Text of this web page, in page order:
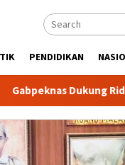
PENDIDIKAN
Dukung Ridwan